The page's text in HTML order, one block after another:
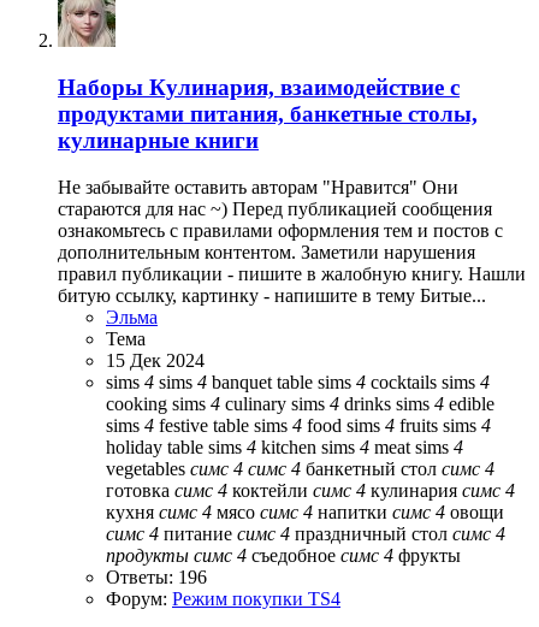
Наборы Кулинария, взаимодействие с
продуктами питания, банкетные столы,
кулинарные книги
Не забывайте оставить авторам "Нравится" Они
стараются для нас ~) Перед публикацией сообщения
ознакомьтесь с правилами оформления тем и постов с
дополнительным контентом. Заметили нарушения
правил публикации - пишите в жалобную книгу. Нашли
битую ссылку, картинку - напишите в тему Битые...
Эльма
Тема
15 Дек 2024
sims 4 sims 4 banquet table sims 4 cocktails sims 4
cooking sims 4 culinary sims 4 drinks sims 4 edible
sims 4 festive table sims 4 food sims 4 fruits sims 4
holiday table sims 4 kitchen sims 4 meat sims 4
vegetables симс 4 симс 4 банкетный стол симс 4
готовка симс 4 коктейли симс 4 кулинария симс 4
кухня симс 4 мясо симс 4 напитки симс 4 овощи
симс 4 питание симс 4 праздничный стол симс 4
продукты симс 4 съедобное симс 4 фрукты
Ответы: 196
Форум: Режим покупки TS4